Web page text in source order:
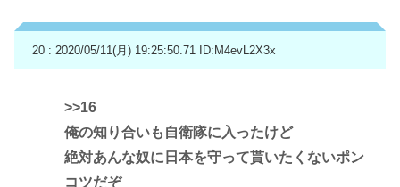
20 : 2020/05/11(月) 19:25:50.71 ID:M4evL2X3x
>>16
俺の知り合いも自衛隊に入ったけど
絶対あんな奴に日本を守って貰いたくないポン
コツだぞ